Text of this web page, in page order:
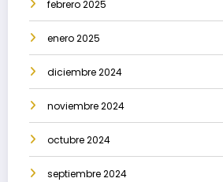
febrero 2025
enero 2025
diciembre 2024
noviembre 2024
octubre 2024
septiembre 2024